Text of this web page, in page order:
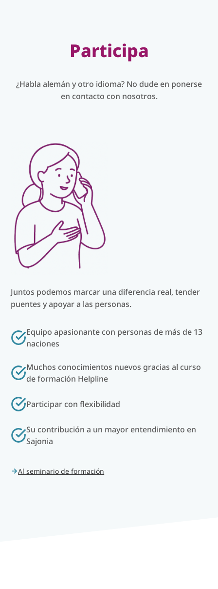
Participa
¿Habla alemán y otro idioma? No dude en ponerse
en contacto con nosotros.
Juntos podemos marcar una diferencia real, tender
puentes y apoyar a las personas.
Equipo apasionante con personas de más de 13
naciones
Muchos conocimientos nuevos gracias al curso
de formación Helpline
Participar con flexibilidad
Su contribución a un mayor entendimiento en
Sajonia
Al seminario de formación